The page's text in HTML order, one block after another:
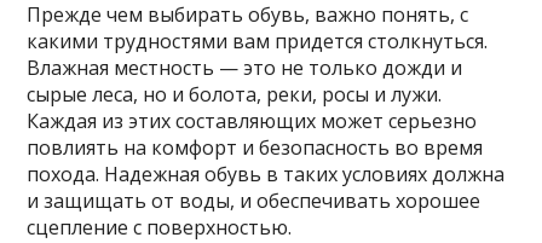
Прежде чем выбирать обувь, важно понять, с
какими трудностями вам придется столкнуться.
Влажная местность — это не только дожди и
сырые леса, но и болота, реки, росы и лужи.
Каждая из этих составляющих может серьезно
повлиять на комфорт и безопасность во время
похода. Надежная обувь в таких условиях должна
и защищать от воды, и обеспечивать хорошее
сцепление с поверхностью.